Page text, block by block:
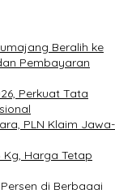
Beralih ke
Pembayaran
Perkuat Tata
PLN Klaim Jawa-
Kg, Harga Tetap
di Berbagai